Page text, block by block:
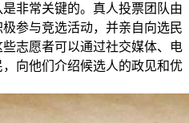
非常关键的。真人投票团队由
参与竞选活动，并亲自向选民
志愿者可以通过社交媒体、电
向他们介绍候选人的政见和优